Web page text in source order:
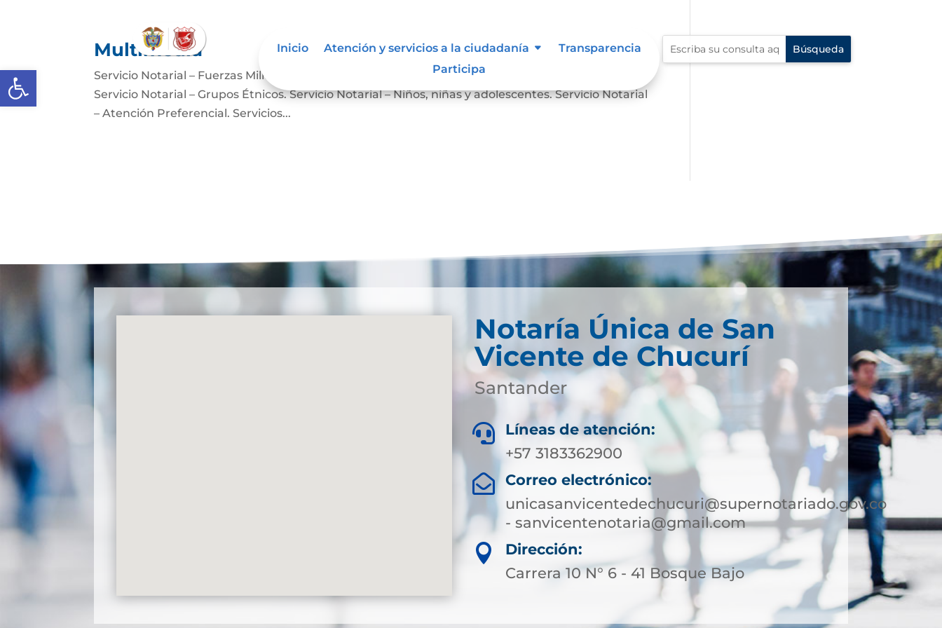
Abrir barra de herramientas
Inicio Atención y servicios a la ciudadanía
Transparencia
Participa
Multimedia
Servicio Notarial – Fuerzas Militares. Servicio Notarial – Personas en Situación de Discapacidad.
Servicio Notarial – Grupos Étnicos. Servicio Notarial – Niños, niñas y adolescentes. Servicio Notarial
– Atención Preferencial. Servicios...
Notaría Única de San
Vicente de Chucurí
Santander

Líneas de atención:
+57 3183362900

Correo electrónico:
unicasanvicentedechucuri@supernotariado.gov.co
- sanvicentenotaria@gmail.com

Dirección:
Carrera 10 N° 6 - 41 Bosque Bajo